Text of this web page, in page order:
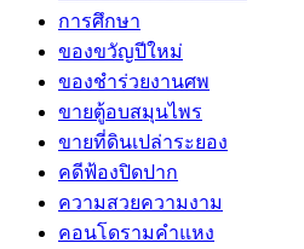
การศึกษา
ของขวัญปีใหม่
ของชำร่วยงานศพ
ขายตู้อบสมุนไพร
ขายที่ดินเปล่าระยอง
คดีฟ้องปิดปาก
ความสวยความงาม
คอนโดรามคำแหง